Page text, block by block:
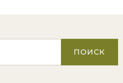
ПОИСК